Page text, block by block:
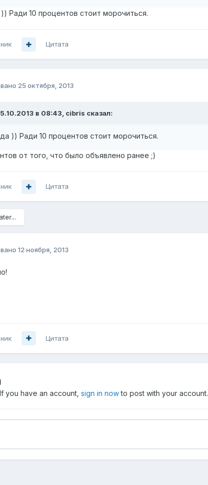
Ради 10 процентов стоит морочиться.
Цитата
25 октября, 2013
в 08:43, cibris сказал:
)) Ради 10 процентов стоит морочиться.
от того, что было объявлено ранее ;)
Цитата
12 ноября, 2013
Цитата
you have an account, sign in nowto post with your account.